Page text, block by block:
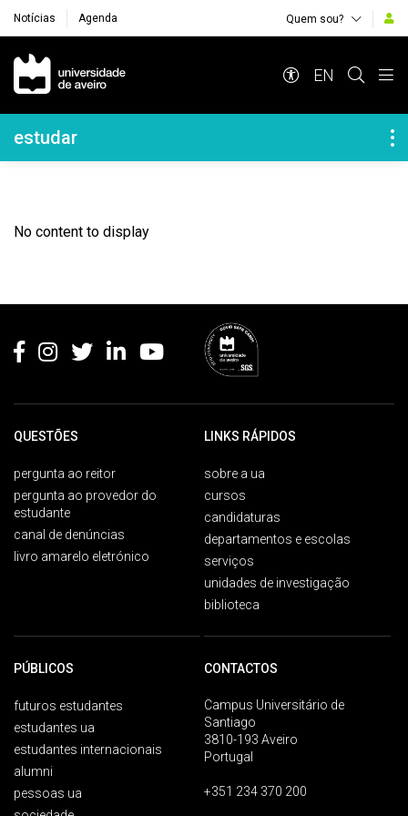
Notícias Agenda Quem sou?
Navegação Principal
EN
Navegação Lateral
estudar
No content to display
QUESTÕES
pergunta ao reitor
pergunta ao provedor do
estudante
canal de denúncias
livro amarelo eletrónico
LINKS RÁPIDOS
sobre a ua
cursos
candidaturas
departamentos e escolas
serviços
unidades de investigação
biblioteca
PÚBLICOS
futuros estudantes
estudantes ua
estudantes internacionais
alumni
pessoas ua
CONTACTOS
Campus Universitário de
Santiago
3810-193 Aveiro
Portugal
+351 234 370 200